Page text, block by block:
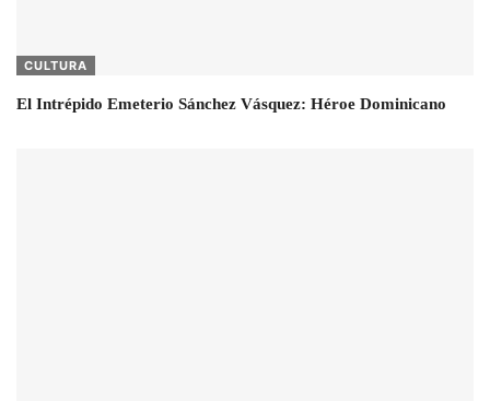
CULTURA
El Intrépido Emeterio Sánchez Vásquez: Héroe Dominicano